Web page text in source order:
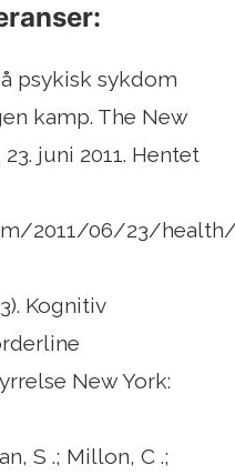
psykisk sykdom
kamp. The New
juni 2011. Hentet
2011/06/23/health/
Kognitiv
New York:
S .; Millon, C .;